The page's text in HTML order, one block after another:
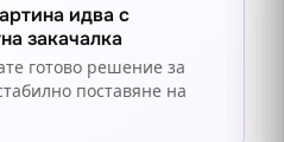
идва с
закачалка
готово решение за
поставяне на